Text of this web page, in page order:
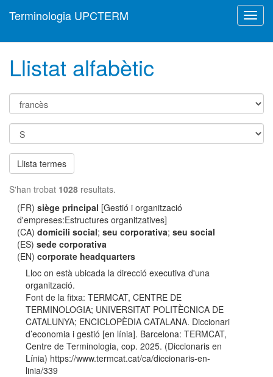
Terminologia UPCTERM
Llistat alfabètic
Llista termes
S'han trobat 1028 resultats.
(FR)siège principal [Gestió i organització
d'empreses:Estructures organitzatives]
(CA)domicili social;seu corporativa;seu social
(ES)sede corporativa
(EN)corporate headquarters
Lloc on està ubicada la direcció executiva d'una
organització.
Font de la fitxa: TERMCAT, CENTRE DE
TERMINOLOGIA; UNIVERSITAT POLITÈCNICA DE
CATALUNYA; ENCICLOPÈDIA CATALANA. Diccionari
d’economia i gestió [en línia]. Barcelona: TERMCAT,
Centre de Terminologia, cop. 2025. (Diccionaris en
Línia) https://www.termcat.cat/ca/diccionaris-en-
linia/339